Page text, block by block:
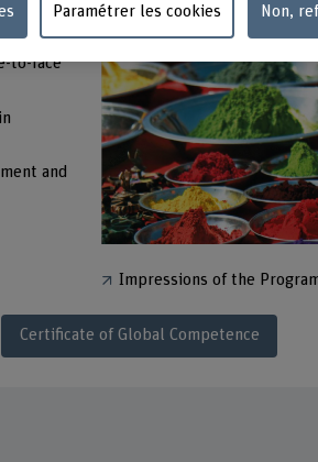
of the
to-face
and
Impressions of the
Certificate of Global Competence
Paramétrer les cookies Non,